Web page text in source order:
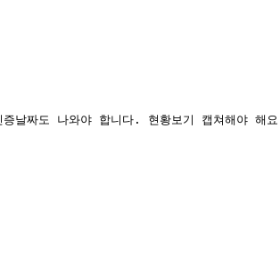
날짜도 나와야 합니다. 현황보기 캡쳐해야 해요